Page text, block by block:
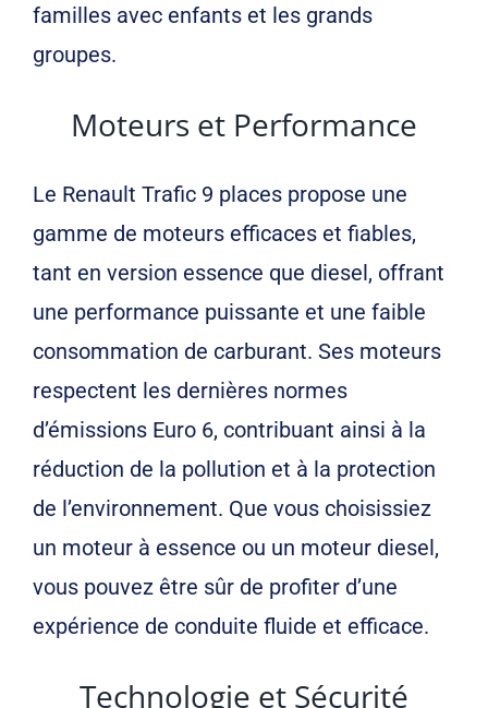
familles avec enfants et les grands
groupes.
Moteurs et Performance
Le Renault Trafic 9 places propose une
gamme de moteurs efficaces et fiables,
tant en version essence que diesel, offrant
une performance puissante et une faible
consommation de carburant. Ses moteurs
respectent les dernières normes
d’émissions Euro 6, contribuant ainsi à la
réduction de la pollution et à la protection
de l’environnement. Que vous choisissiez
un moteur à essence ou un moteur diesel,
vous pouvez être sûr de profiter d’une
expérience de conduite fluide et efficace.
Technologie et Sécurité